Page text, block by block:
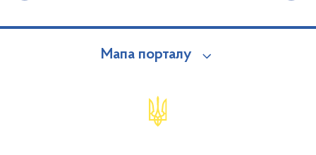
Мапа порталу